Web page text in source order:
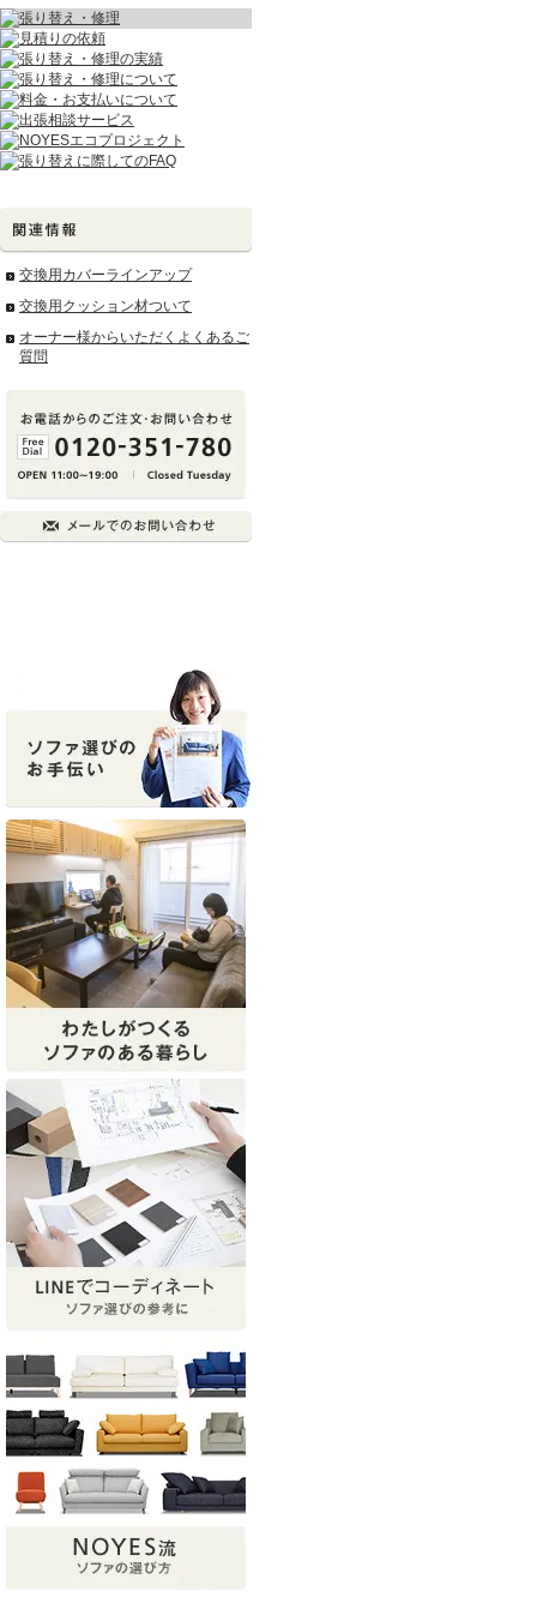
交換用カバーラインアップ
交換用クッション材ついて
オーナー様からいただくよくあるご
質問